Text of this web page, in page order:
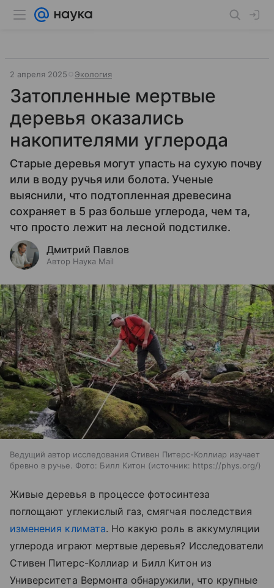
2 апреля 2025 Экология
Затопленные мертвые
деревья оказались
накопителями углерода
Старые деревья могут упасть на сухую почву
или в воду ручья или болота. Ученые
выяснили, что подтопленная древесина
сохраняет в 5 раз больше углерода, чем та,
что просто лежит на лесной подстилке.
Дмитрий Павлов
Автор Наука Mail
Ведущий автор исследования Стивен Питерс-Коллиар изучает
бревно в ручье. Фото: Билл Китон
источник: https://phys.org/
Живые деревья в процессе фотосинтеза
поглощают углекислый газ, смягчая последствия
изменения климата. Но какую роль в аккумуляции
углерода играют мертвые деревья? Исследователи
Стивен Питерс-Коллиар и Билл Китон из
Университета Вермонта обнаружили, что крупные